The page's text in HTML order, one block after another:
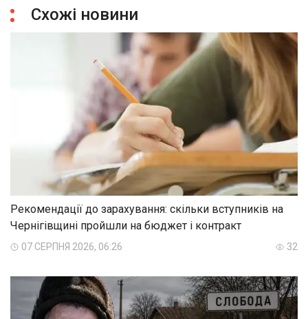
Схожі новини
Рекомендації до зарахування: скільки вступників на
Чернігівщині пройшли на бюджет і контракт
07 СЕРПНЯ 2026, 06:26 32